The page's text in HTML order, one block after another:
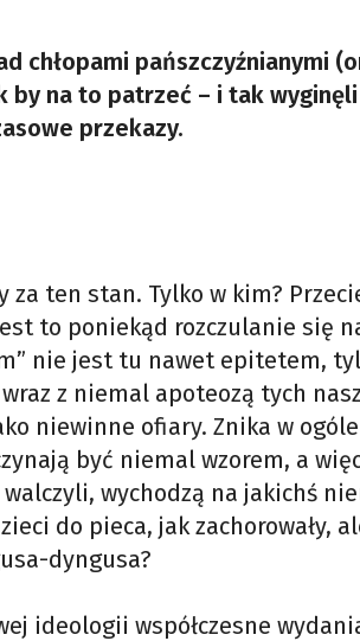
chłopami pańszczyźnianymi
na to patrzeć – i tak
przekazy.
za ten stan. Tylko w kim?
to poniekąd rozczulanie się
nie jest tu nawet epitetem,
z niemal apoteozą tych
niewinne ofiary. Znika w
być niemal wzorem, a
wychodzą na jakichś
do pieca, jak zachorowały,
dyngusa?
ideologii współczesne